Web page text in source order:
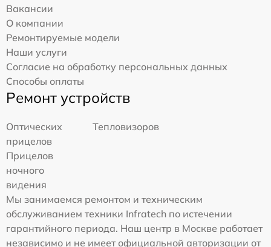
Вакансии
О компании
Ремонтируемые модели
Наши услуги
Согласие на обработку персональных данных
Способы оплаты
Ремонт устройств
Оптических
прицелов
Тепловизоров
Прицелов
ночного
видения
Мы занимаемся ремонтом и техническим
обслуживанием техники Infratech по истечении
гарантийного периода. Наш центр в Москве работает
независимо и не имеет официальной авторизации от